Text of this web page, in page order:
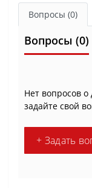
Вопросы (0)
Вопросы (0)
Нет вопросов
задайте свой
+ Задать